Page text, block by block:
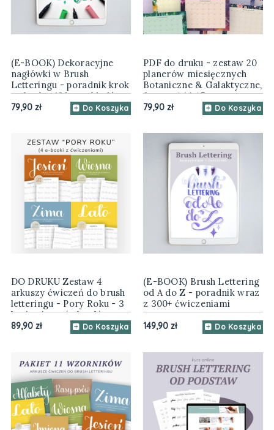
(E-BOOK) Dekoracyjne
nagłówki w Brush
Letteringu - poradnik krok
po kroku, 160 przykładów
79,90 zł Do Koszyka
PDF do druku - zestaw 20
planerów miesięcznych
Botaniczne & Galaktyczne,
format A4 i A5
79,90 zł Do Koszyka
DO DRUKU Zestaw 4
arkuszy ćwiczeń do brush
letteringu - Pory Roku - 3
kroje pisma (e-book)
89,90 zł Do Koszyka
(E-BOOK) Brush Lettering
od A do Z - poradnik wraz
z 300+ ćwiczeniami
149,90 zł Do Koszyka